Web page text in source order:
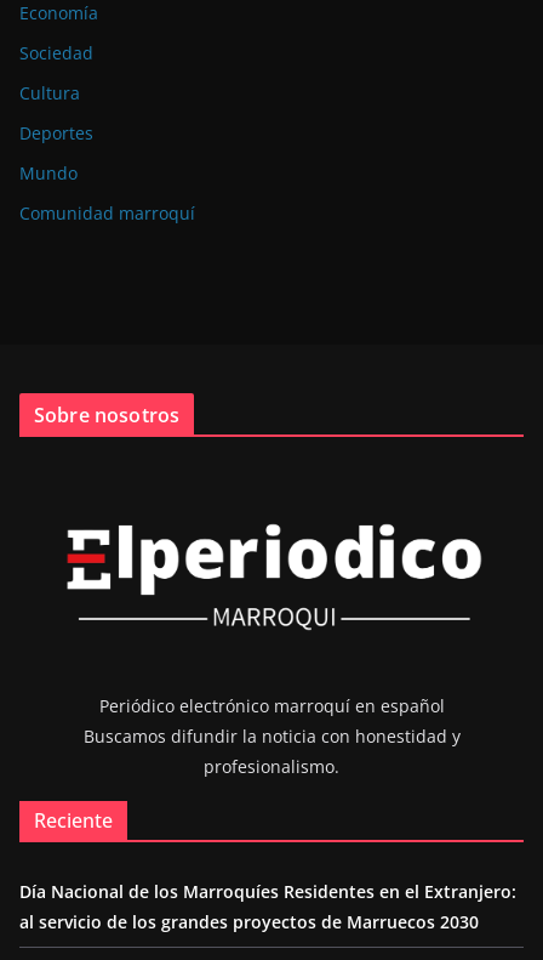
Economía
Sociedad
Cultura
Deportes
Mundo
Comunidad marroquí
Sobre nosotros
Periódico electrónico marroquí en español
Buscamos difundir la noticia con honestidad y
profesionalismo.
Reciente
Día Nacional de los Marroquíes Residentes en el Extranjero:
al servicio de los grandes proyectos de Marruecos 2030